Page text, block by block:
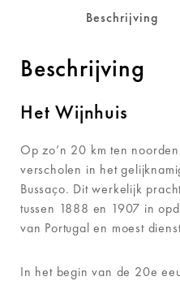
Beschrijving
Beschrijving
Het Wijnhuis
Op zo’n 20 km ten
verscholen in het
Bussaço. Dit werkelijk
tussen 1888 en 1907 in
van Portugal en moest
In het begin van de 20e